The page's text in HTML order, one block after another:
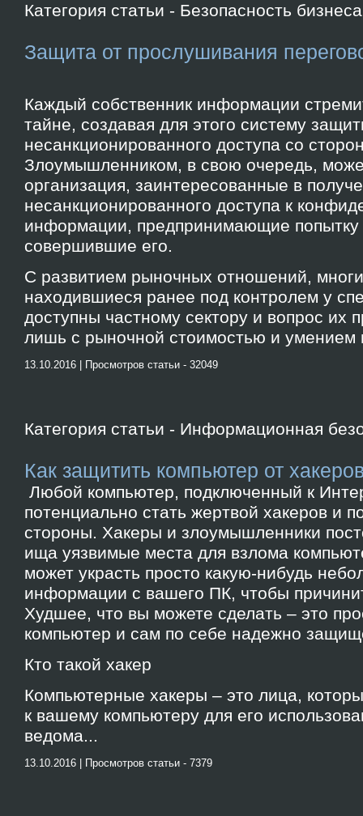
Категория статьи - Безопасность бизнеса
Защита от прослушивания
Каждый собственник информации
тайне, создавая для этого систему
несанкционированного доступа со
Злоумышленником, в свою очередь,
организация, заинтересованные в
несанкционированного доступа к
информации, предпринимающие попытку
совершившие его.
С развитием рыночных отношений,
находившиеся ранее под контролем у
доступны частному сектору и вопрос их
лишь с рыночной стоимостью и умением
13.10.2016 | Просмотров статьи - 32049
Категория статьи - Информационная
Как защитить компьютер от
Любой компьютер, подключенный к
потенциально стать жертвой хакеров и
стороны. Хакеры и злоумышленники
ища уязвимые места для взлома
может украсть просто какую-нибудь
информации с вашего ПК, чтобы
Худшее, что вы можете сделать – это
компьютер и сам по себе надежно
Кто такой хакер
Компьютерные хакеры – это лица,
к вашему компьютеру для его
ведома...
13.10.2016 | Просмотров статьи - 7379